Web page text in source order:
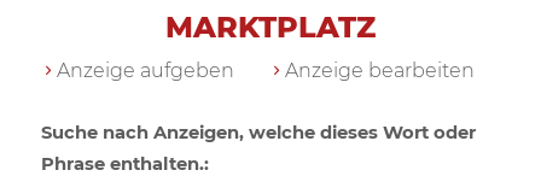
MARKTPLATZ
Anzeige aufgeben Anzeige bearbeiten
Suche nach Anzeigen, welche dieses Wort oder
Phrase enthalten.: